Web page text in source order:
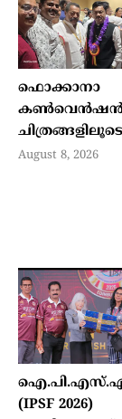
ഫൊക്കാനാ
ചിത്രങ്ങളിലൂടെ
August 8, 2026
(IPSF 2026)